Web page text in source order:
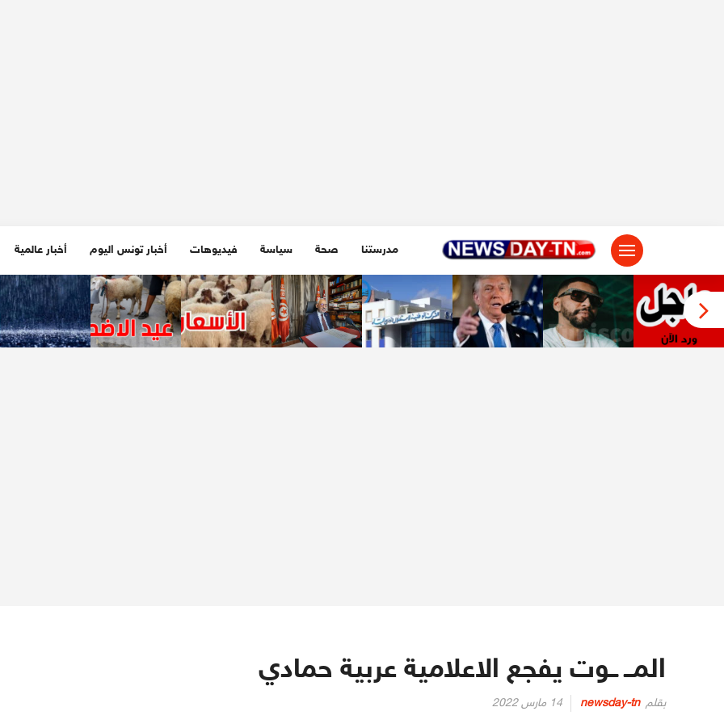
مدرستنا صحة سياسة فيديوهات أخبار تونس اليوم أخبار عالمية
المــ ــوت يفجع الاعلامية عربية حمادي
بقلم newsday-tn
Posted
14 مارس 2022